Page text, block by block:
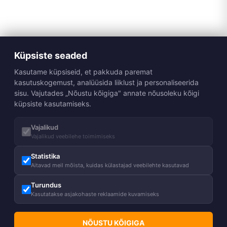
Küpsiste seaded
Kasutame küpsiseid, et pakkuda paremat
kasutuskogemust, analüüsida liiklust ja personaliseerida
sisu. Vajutades „Nõustu kõigiga" annate nõusoleku kõigi
küpsiste kasutamiseks.
Vajalikud
Vajalikud veebilehe toimimiseks
Statistika
Aitavad meil mõista, kuidas külastajad veebilehte kasutavad
Turundus
Kasutatakse asjakohaste reklaamide kuvamiseks
NÕUSTU KÕIGIGA